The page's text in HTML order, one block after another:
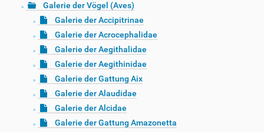
Galerie der Vögel (Aves)
Galerie der Accipitrinae
Galerie der Acrocephalidae
Galerie der Aegithalidae
Galerie der Aegithinidae
Galerie der Gattung Aix
Galerie der Alaudidae
Galerie der Alcidae
Galerie der Gattung Amazonetta